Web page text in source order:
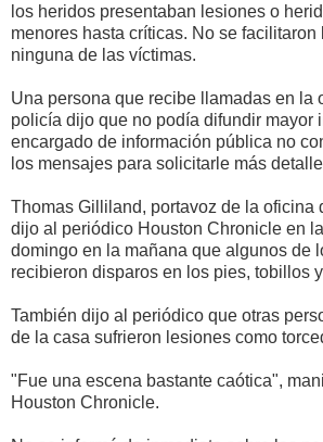
los heridos presentaban lesiones o
menores hasta críticas. No se facilitaron
ninguna de las víctimas.
Una persona que recibe llamadas en la
policía dijo que no podía difundir mayor
encargado de información pública no
los mensajes para solicitarle más
Thomas Gilliland, portavoz de la oficina
dijo al periódico Houston Chronicle en
domingo en la mañana que algunos de
recibieron disparos en los pies, tobillos
También dijo al periódico que otras
de la casa sufrieron lesiones como
"Fue una escena bastante caótica",
Houston Chronicle.